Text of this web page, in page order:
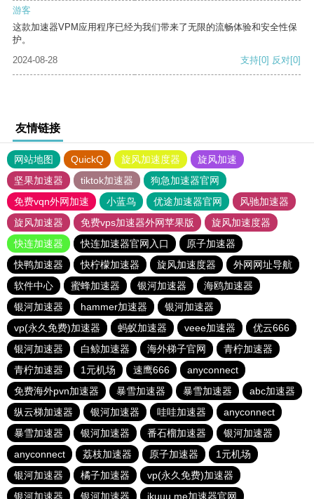
游客
这款加速器VPM应用程序已经为我们带来了无限的流畅体验和安全性保
护。
2024-08-28
支持[0] 反对[0]
友情链接
网站地图 QuickQ 旋风加速度器
旋风加速
坚果加速器
tiktok加速器
狗急加速器官网
免费vqn外网加速
小蓝鸟 优途加速器官网
风驰加速器
旋风加速器
免费vps加速器外网苹果版
旋风加速度器
快连加速器
快连加速器官网入口
原子加速器
快鸭加速器
快柠檬加速器 旋风加速度器
外网网址导航
软件中心
蜜蜂加速器 银河加速器
海鸥加速器
银河加速器
hammer加速器
银河加速器
vp(永久免费)加速器
蚂蚁加速器 veee加速器
优云666
银河加速器
白鲸加速器 海外梯子官网
青柠加速器
青柠加速器
1元机场 速鹰666
anyconnect
免费海外pvn加速器
暴雪加速器 暴雪加速器
abc加速器
纵云梯加速器
银河加速器 哇哇加速器
anyconnect
暴雪加速器
银河加速器 番石榴加速器
银河加速器
anyconnect
荔枝加速器 原子加速器
1元机场
银河加速器
橘子加速器
vp(永久免费)加速器
银河加速器
银河加速器 ikuuu.me加速器官网